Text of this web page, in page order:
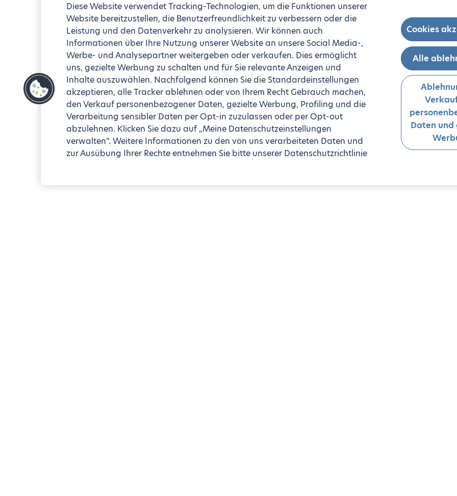
Diese Website verwendet Tracking-Technologien, um die Funktionen unserer
Website bereitzustellen, die Benutzerfreundlichkeit zu verbessern oder die
Leistung und den Datenverkehr zu analysieren. Wir können auch
Informationen über Ihre Nutzung unserer Website an unsere Social Media-,
Werbe- und Analysepartner weitergeben oder verkaufen. Dies ermöglicht
uns, gezielte Werbung zu schalten und für Sie relevante Anzeigen und
Inhalte auszuwählen. Nachfolgend können Sie die Standardeinstellungen
akzeptieren, alle Tracker ablehnen oder von Ihrem Recht Gebrauch machen,
den Verkauf personenbezogener Daten, gezielte Werbung, Profiling und die
Verarbeitung sensibler Daten per Opt-in zuzulassen oder per Opt-out
abzulehnen. Klicken Sie dazu auf „Meine Datenschutzeinstellungen
verwalten“. Weitere Informationen zu den von uns verarbeiteten Daten und
zur Ausübung Ihrer Rechte entnehmen Sie bitte unserer Datenschutzrichtlinie
Cookies
Alle
Daten